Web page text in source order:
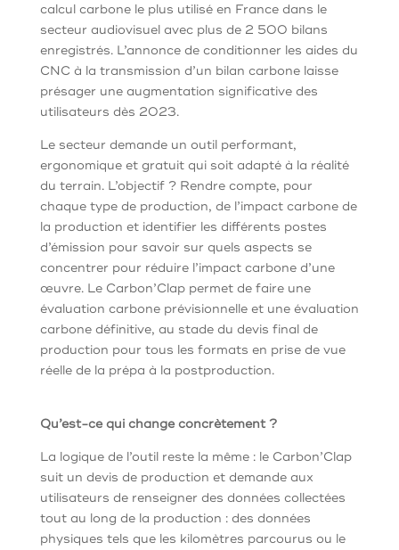
calcul carbone le plus utilisé en France dans le
secteur audiovisuel avec plus de 2 500 bilans
enregistrés. L’annonce de conditionner les aides du
CNC à la transmission d’un bilan carbone laisse
présager une augmentation significative des
utilisateurs dès 2023.
Le secteur demande un outil performant,
ergonomique et gratuit qui soit adapté à la réalité
du terrain. L’objectif ? Rendre compte, pour
chaque type de production, de l’impact carbone de
la production et identifier les différents postes
d’émission pour savoir sur quels aspects se
concentrer pour réduire l’impact carbone d’une
œuvre. Le Carbon’Clap permet de faire une
évaluation carbone prévisionnelle et une évaluation
carbone définitive, au stade du devis final de
production pour tous les formats en prise de vue
réelle de la prépa à la postproduction.
Qu’est-ce qui change concrètement ?
La logique de l’outil reste la même : le Carbon’Clap
suit un devis de production et demande aux
utilisateurs de renseigner des données collectées
tout au long de la production : des données
physiques tels que les kilomètres parcourus ou le